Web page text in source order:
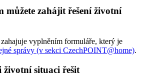
můžete zahájit řešení životní
vyplněním formuláře, který je
správy (v sekci CzechPOINT@home).
životní situaci řešit